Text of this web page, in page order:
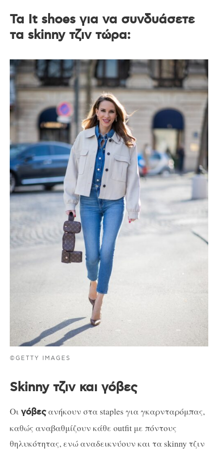
Τα It shoes για να συνδυάσετε
τα skinny τζιν τώρα:
©GETTY IMAGES
Skinny τζιν και γόβες
Οι γόβεςανήκουν στα staples για γκαρνταρόμπας,
καθώς αναβαθμίζουν κάθε outfit με πόντους
θηλυκότητας, ενώ αναδεικνύουν και τα skinny τζιν